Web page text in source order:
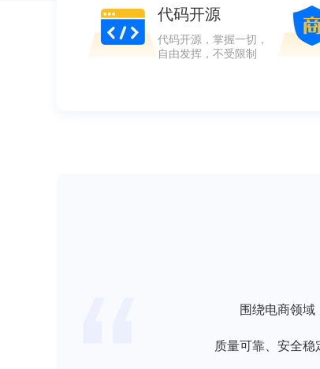
代码开源
代码开源，掌握一切，
自由发挥，不受限制
围绕电商领
质量可靠、安全稳